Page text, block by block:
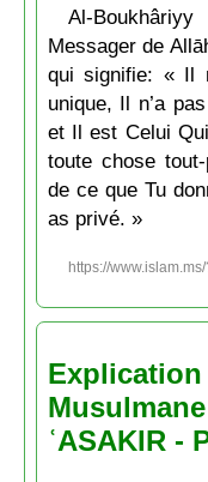
Al-
Messager de
qui signifie: « Il
unique, Il n’a
et Il est Celui
toute chose
de ce que Tu
as privé. »
https://
Explication
ʿASAKIR -